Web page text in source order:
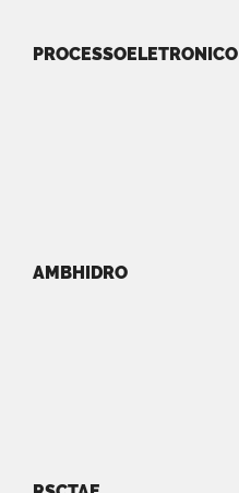
PROCESSOELETRONICO
AMBHIDRO